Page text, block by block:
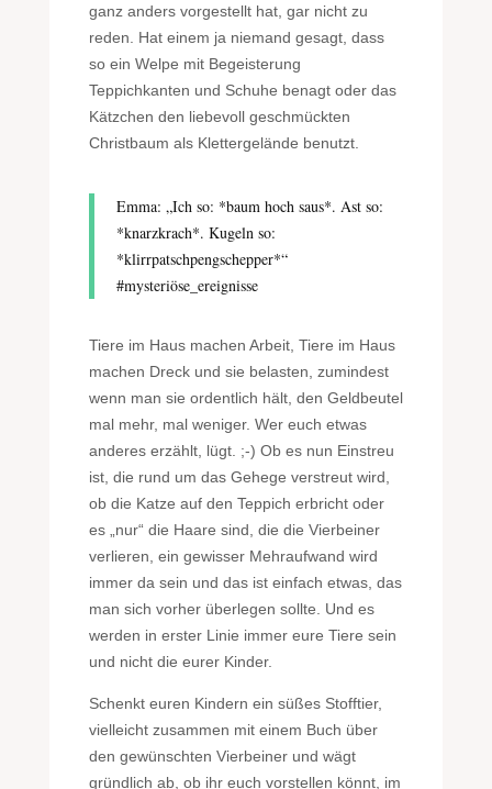
ganz anders vorgestellt hat, gar nicht zu
reden. Hat einem ja niemand gesagt, dass
so ein Welpe mit Begeisterung
Teppichkanten und Schuhe benagt oder das
Kätzchen den liebevoll geschmückten
Christbaum als Klettergelände benutzt.
Emma: „Ich so: *baum hoch saus*. Ast so:
*knarzkrach*. Kugeln so:
*klirrpatschpengschepper*“
#mysteriöse_ereignisse
Tiere im Haus machen Arbeit, Tiere im Haus
machen Dreck und sie belasten, zumindest
wenn man sie ordentlich hält, den Geldbeutel
mal mehr, mal weniger. Wer euch etwas
anderes erzählt, lügt. ;-) Ob es nun Einstreu
ist, die rund um das Gehege verstreut wird,
ob die Katze auf den Teppich erbricht oder
es „nur“ die Haare sind, die die Vierbeiner
verlieren, ein gewisser Mehraufwand wird
immer da sein und das ist einfach etwas, das
man sich vorher überlegen sollte. Und es
werden in erster Linie immer eure Tiere sein
und nicht die eurer Kinder.
Schenkt euren Kindern ein süßes Stofftier,
vielleicht zusammen mit einem Buch über
den gewünschten Vierbeiner und wägt
gründlich ab, ob ihr euch vorstellen könnt, im